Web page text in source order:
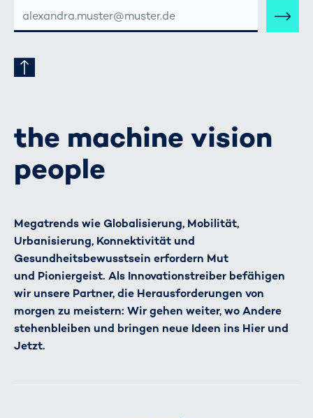
MAIL-
ADRESSE
the machine vision
people
Megatrends wie Globalisierung, Mobilität,
Urbanisierung, Konnektivität und
Gesundheitsbewusstsein erfordern Mut
und Pioniergeist. Als Innovationstreiber befähigen
wir unsere Partner, die Herausforderungen von
morgen zu meistern: Wir gehen weiter, wo Andere
stehenbleiben und bringen neue Ideen ins Hier und
Jetzt.